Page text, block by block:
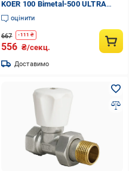
KOER 100 Bimetal-500 ULTRA
BLACK 1 секція Чорний (KR5132)
оцінити
667 -111 ₴
556 ₴/секц.
Доставимо